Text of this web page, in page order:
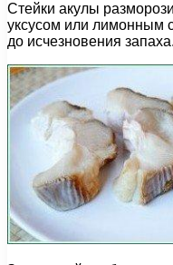
Стейки акулы
уксусом или лимонным
до исчезновения запаха.